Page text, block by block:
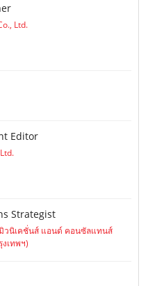
Ltd.
Editor
Strategist
นิเคชั่นส์ แอนด์ คอนซัลแทนส์
เทพฯ)